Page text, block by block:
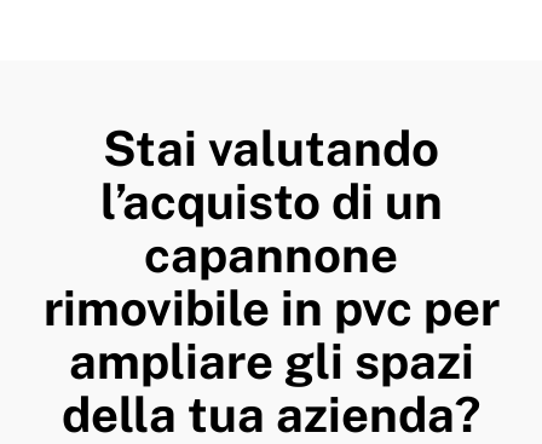
Stai valutando
l’acquisto di un
capannone
rimovibile in pvc per
ampliare gli spazi
della tua azienda?